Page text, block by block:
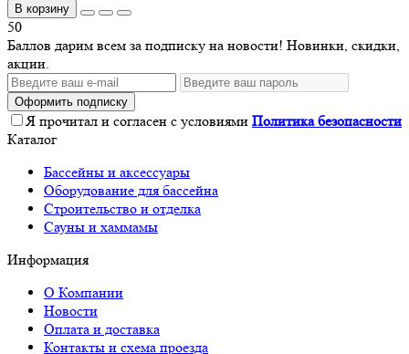
В корзину
50
Баллов дарим всем за подписку на новости! Новинки, скидки,
акции.
Оформить подписку
Я прочитал и согласен с условиями Политика безопасности
Каталог
Бассейны и аксессуары
Оборудование для бассейна
Строительство и отделка
Сауны и хаммамы
Информация
О Компании
Новости
Оплата и доставка
Контакты и схема проезда